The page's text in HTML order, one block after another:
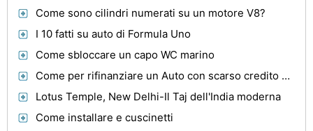
Come sono cilindri numerati su un motore V8?
I 10 fatti su auto di Formula Uno
Come sbloccare un capo WC marino
Come per rifinanziare un Auto con scarso credito Rating
Lotus Temple, New Delhi-Il Taj dell'India moderna
Come installare e cuscinetti